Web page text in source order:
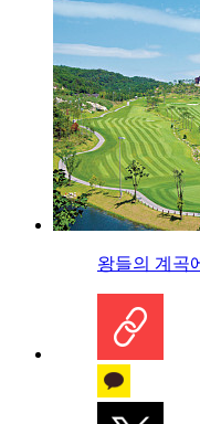
왕들의 계곡